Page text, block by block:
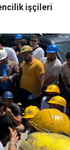
işçileri